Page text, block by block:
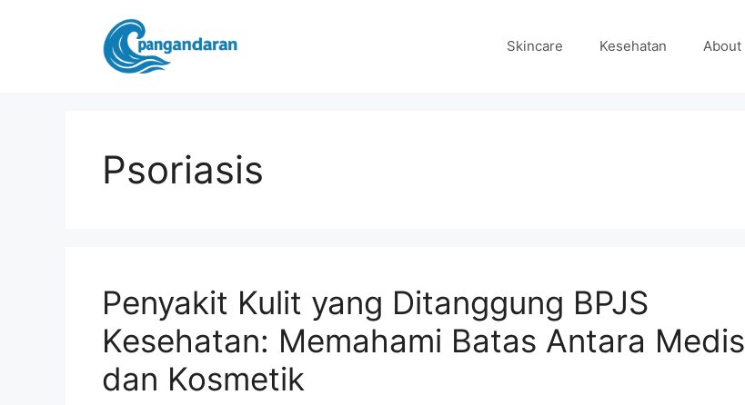
Skincare Kesehatan About
Psoriasis
Penyakit Kulit yang Ditanggung BPJS
Kesehatan: Memahami Batas Antara Medis
dan Kosmetik